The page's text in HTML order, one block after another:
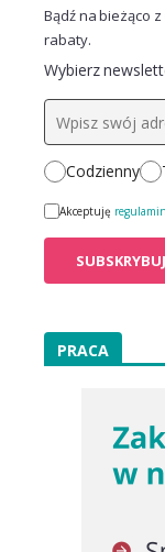
Bądź na bieżąco
rabaty.
Wybierz
Codzienny
Akceptuję regulamin
PRACA